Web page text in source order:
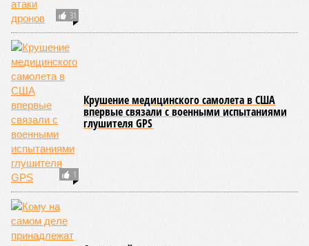
Средиземноморья. То есть в зоне риска уже не только
Поднебесная с Индией – не так ли?
«Бронзу» получают извержения супервулканов – «Наша
Версия» ужеписала
окончательно проснётся знаменитый Йеллоустоун. Это
грозит не только уничтожением части Соединённых
Штатов, но и общепланетарной катастрофой вплоть до
возникновения «вулканической зимы». Флегрейские поля в
Италии, кстати, тоже не стоит сбрасывать со счетов. Равно
как и многие другие до поры спящие вулканические
районы.
Невидимый убийца
Упоминают эксперты и жару вкупе с засухой и
следующими отсюда лесными пожарами. Тут в группе